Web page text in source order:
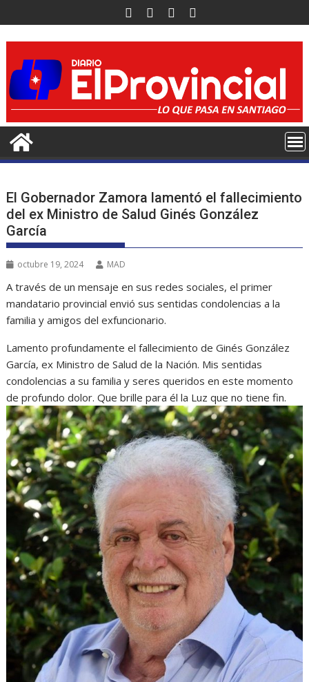
al
contenido
El Gobernador Zamora lamentó el fallecimiento
del ex Ministro de Salud Ginés González
García
octubre 19, 2024 MAD
A través de un mensaje en sus redes sociales, el primer
mandatario provincial envió sus sentidas condolencias a la
familia y amigos del exfuncionario.
Lamento profundamente el fallecimiento de Ginés González
García, ex Ministro de Salud de la Nación. Mis sentidas
condolencias a su familia y seres queridos en este momento
de profundo dolor. Que brille para él la Luz que no tiene fin.